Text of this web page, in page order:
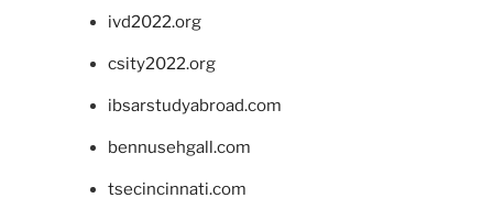
ivd2022.org
csity2022.org
ibsarstudyabroad.com
bennusehgall.com
tsecincinnati.com